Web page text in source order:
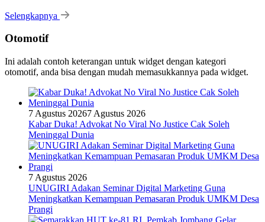
Selengkapnya
Otomotif
Ini adalah contoh keterangan untuk widget dengan kategori
otomotif, anda bisa dengan mudah memasukkannya pada widget.
7 Agustus 20267 Agustus 2026
Kabar Duka! Advokat No Viral No Justice Cak Soleh
Meninggal Dunia
7 Agustus 2026
UNUGIRI Adakan Seminar Digital Marketing Guna
Meningkatkan Kemampuan Pemasaran Produk UMKM Desa
Prangi